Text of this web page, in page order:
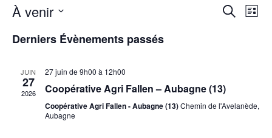
de
vues
Liste
À venir
une
date.
Derniers Évènements passés
JUIN
27
2026
27 juin de 9h00 à 12h00
Coopérative Agri Fallen – Aubagne (13)
Coopérative Agri Fallen - Aubagne (13)Chemin de l'Avelanède,
Aubagne